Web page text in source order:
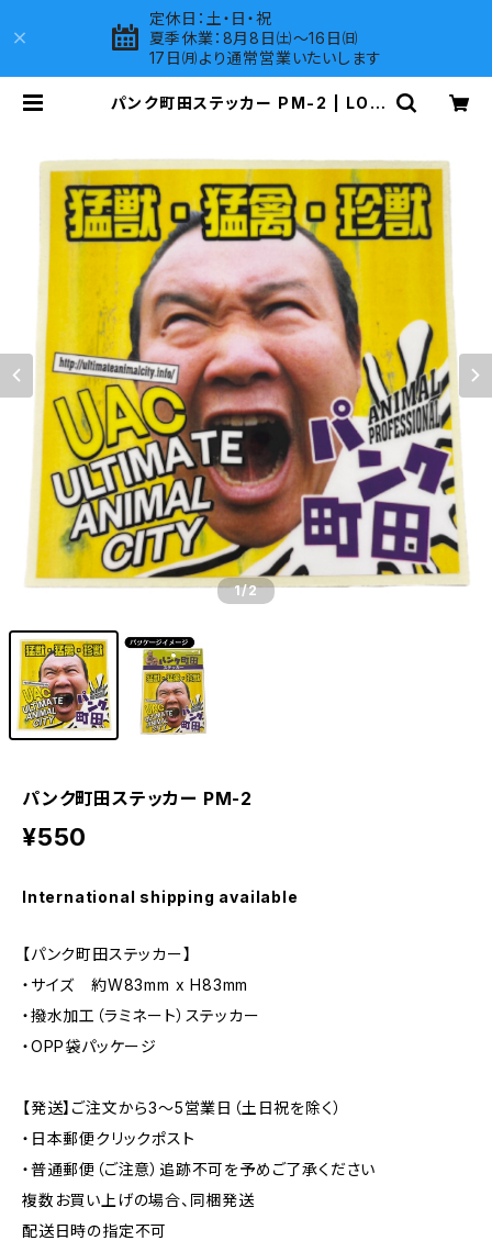
定休日：土・日・祝
夏季休業：8月8日㈯～16日㈰
17日㈪より通常営業いたいします
パンク町田ステッカー PM-2 | LOV
1/2
パンク町田ステッカー PM-2
¥550
International shipping available
【パンク町田ステッカー】
・サイズ 約W83mm x H83mm
・撥水加工（ラミネート）ステッカー
・OPP袋パッケージ
【発送】ご注文から3〜5営業日（土日祝を除く）
・日本郵便クリックポスト
・普通郵便（ご注意）追跡不可を予めご了承ください
複数お買い上げの場合、同梱発送
配送日時の指定不可